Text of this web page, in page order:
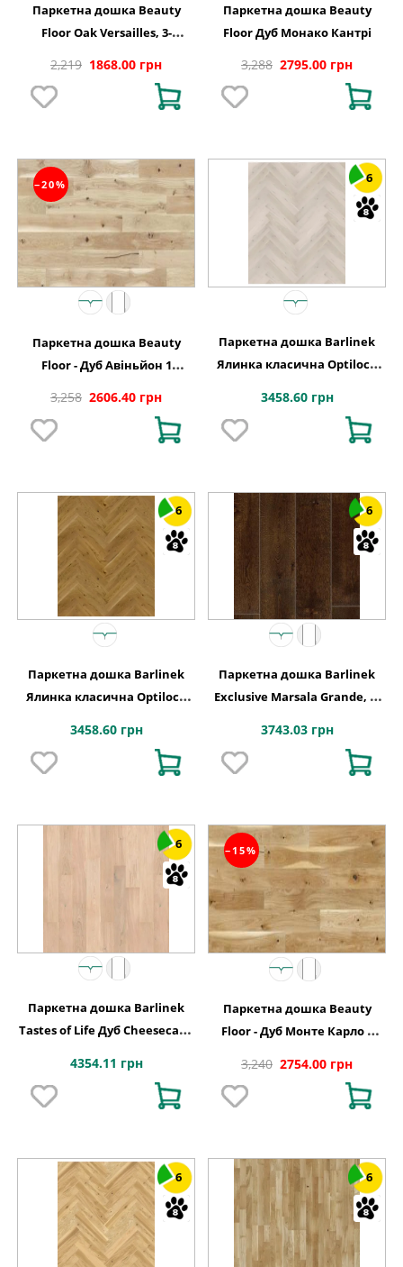
Паркетна дошка Beauty
Floor Oak Versailles, 3-
2,219 1868.00 грн
Паркетна дошка Beauty
Floor Дуб Монако Кантрі
3,288 2795.00 грн
−20%
Паркетна дошка Beauty
Floor - Дуб Авіньйон 1
3,258 2606.40 грн
6
Паркетна дошка Barlinek
Ялинка класична Optilock
1WC000001
3458.60 грн
6
Паркетна дошка Barlinek
Ялинка класична Optilock
1WC000003
3458.60 грн
6
Паркетна дошка Barlinek
Exclusive Marsala Grande, 1-
3743.03 грн
6
Паркетна дошка Barlinek
Tastes of Life Дуб Cheesecake
4354.11 грн
−15%
Паркетна дошка Beauty
Floor - Дуб Монте Карло 1
3,240 2754.00 грн
6 6